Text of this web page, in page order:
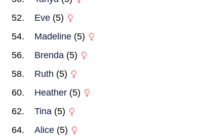
Eve(5)
Madeline(5)
Brenda(5)
Ruth (5)
Heather(5)
Tina(5)
Alice(5)